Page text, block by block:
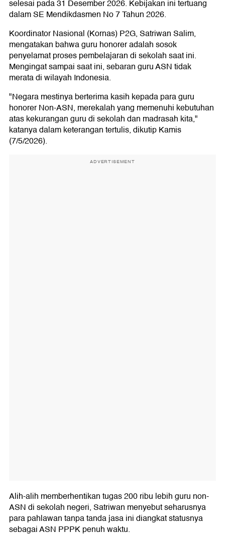
selesai pada 31 Desember 2026. Kebijakan ini tertuang
dalam SE Mendikdasmen No 7 Tahun 2026.
Koordinator Nasional (Kornas) P2G, Satriwan Salim,
mengatakan bahwa guru honorer adalah sosok
penyelamat proses pembelajaran di sekolah saat ini.
Mengingat sampai saat ini, sebaran guru ASN tidak
merata di wilayah Indonesia.
"Negara mestinya berterima kasih kepada para guru
honorer Non-ASN, merekalah yang memenuhi kebutuhan
atas kekurangan guru di sekolah dan madrasah kita,"
katanya dalam keterangan tertulis, dikutip Kamis
(7/5/2026).
ADVERTISEMENT
Alih-alih memberhentikan tugas 200 ribu lebih guru non-
ASN di sekolah negeri, Satriwan menyebut seharusnya
para pahlawan tanpa tanda jasa ini diangkat statusnya
sebagai ASN PPPK penuh waktu.